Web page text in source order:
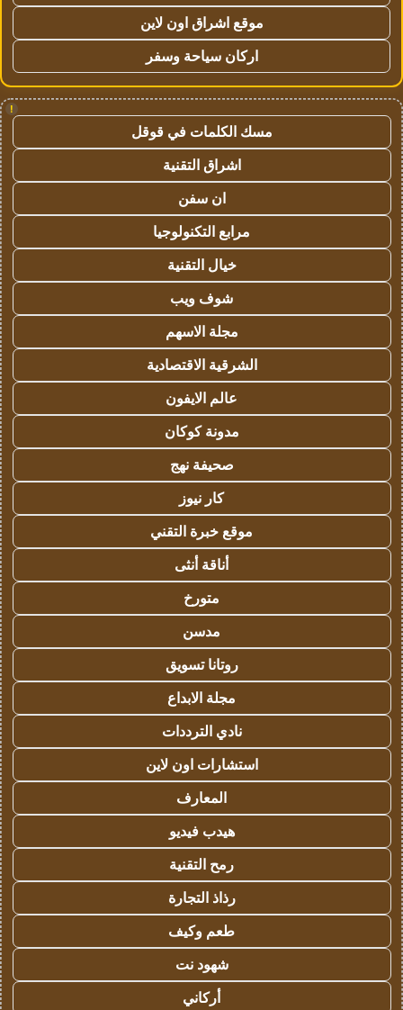
موقع اشراق اون لاين
اركان سياحة وسفر
!
مسك الكلمات في قوقل
اشراق التقنية
ان سفن
مرابع التكنولوجيا
خيال التقنية
شوف ويب
مجلة الاسهم
الشرقية الاقتصادية
عالم الايفون
مدونة كوكان
صحيفة نهج
كار نيوز
موقع خبرة التقني
أناقة أنثى
متورخ
مدسن
روتانا تسويق
مجلة الابداع
نادي الترددات
استشارات اون لاين
المعارف
هيدب فيديو
رمح التقنية
رذاذ التجارة
طعم وكيف
شهود نت
أركاني